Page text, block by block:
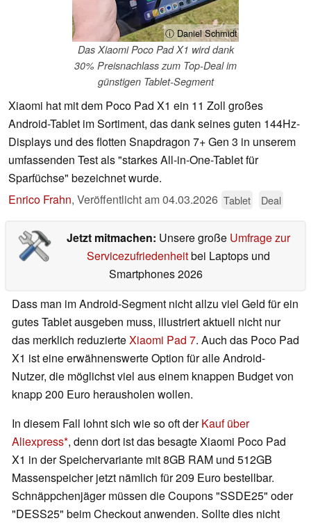
ⓘ Daniel Schmidt
Das Xiaomi Poco Pad X1 wird dank
30% Preisnachlass zum Top-Deal im
günstigen Tablet-Segment
Xiaomi hat mit dem Poco Pad X1 ein 11 Zoll großes
Android-Tablet im Sortiment, das dank seines guten 144Hz-
Displays und des flotten Snapdragon 7+ Gen 3 in unserem
umfassenden Test als "starkes All-in-One-Tablet für
Sparfüchse" bezeichnet wurde.
Enrico Frahn, Veröffentlicht am04.03.2026 Tablet Deal
Jetzt mitmachen: Unsere große Umfrage zur
Servicezufriedenheitbei Laptops und
Smartphones 2026
Dass man im Android-Segment nicht allzu viel Geld für ein
gutes Tablet ausgeben muss, illustriert aktuell nicht nur
das merklich reduzierteXiaomi Pad 7. Auch das Poco Pad
X1 ist eine erwähnenswerte Option für alle Android-
Nutzer, die möglichst viel aus einem knappen Budget von
knapp 200 Euro herausholen wollen.
In diesem Fall lohnt sich wie so oft derKauf über
Aliexpress , denn dort ist das besagte Xiaomi Poco Pad
X1 in der Speichervariante mit 8GB RAM und 512GB
Massenspeicher jetzt nämlich für 209 Euro bestellbar.
Schnäppchenjäger müssen die Coupons "SSDE25" oder
"DESS25" beim Checkout anwenden. Sollte dies nicht